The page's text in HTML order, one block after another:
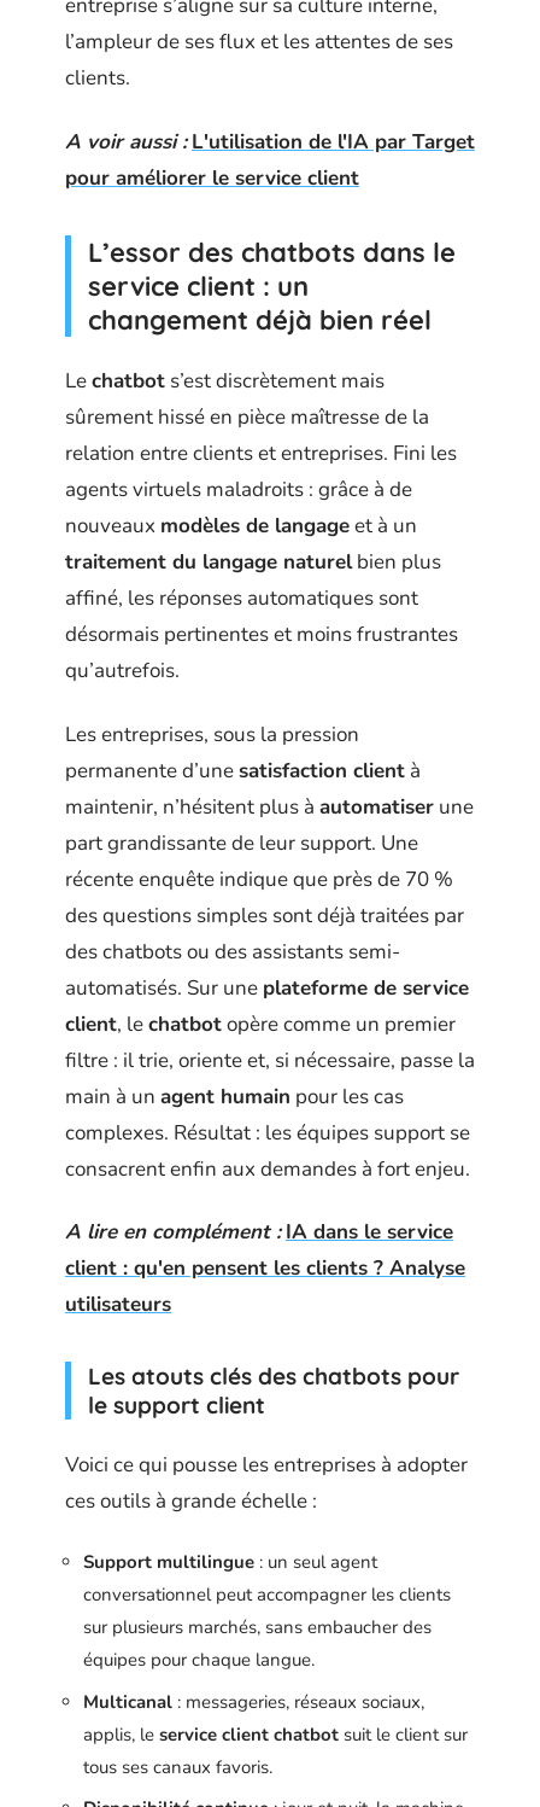
l’ampleur de ses flux et les attentes de ses
clients.
A voir aussi : L'utilisation de l'IA par Target
pour améliorer le service client
L’essor des chatbots dans le
service client : un
changement déjà bien réel
Lechatbot s’est discrètement mais
sûrement hissé en pièce maîtresse de la
relation entre clients et entreprises. Fini les
agents virtuels maladroits : grâce à de
nouveaux modèles de langageet à un
traitement du langage naturelbien plus
affiné, les réponses automatiques sont
désormais pertinentes et moins frustrantes
qu’autrefois.
Les entreprises, sous la pression
permanente d’unesatisfaction client à
maintenir, n’hésitent plus à automatiser une
part grandissante de leur support. Une
récente enquête indique que près de 70 %
des questions simples sont déjà traitées par
des chatbots ou des assistants semi-
automatisés. Sur une plateforme de service
client, lechatbotopère comme un premier
filtre : il trie, oriente et, si nécessaire, passe la
main à un agent humain pour les cas
complexes. Résultat : les équipes support se
consacrent enfin aux demandes à fort enjeu.
A lire en complément : IA dans le service
client : qu'en pensent les clients ? Analyse
utilisateurs
Les atouts clés des chatbots pour
le support client
Voici ce qui pousse les entreprises à adopter
ces outils à grande échelle :
Support multilingue : un seul agent
conversationnel peut accompagner les clients
sur plusieurs marchés, sans embaucher des
équipes pour chaque langue.
Multicanal : messageries, réseaux sociaux,
applis, le service client chatbot suit le client sur
tous ses canaux favoris.